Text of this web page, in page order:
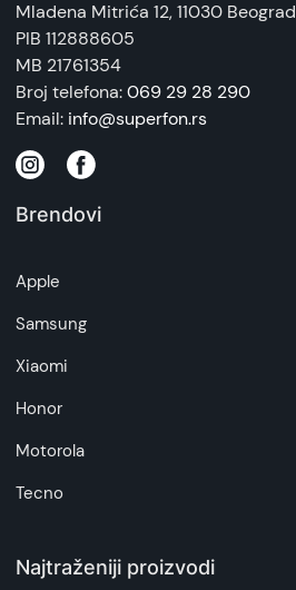
Mladena Mitrića 12, 11030 Beograd
PIB 112888605
MB 21761354
Broj telefona:069 29 28 290
Email: info@superfon.rs
Brendovi
Apple
Samsung
Xiaomi
Honor
Motorola
Tecno
Najtraženiji proizvodi